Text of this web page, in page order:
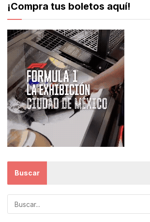
¡Compra tus boletos aquí!
Buscar